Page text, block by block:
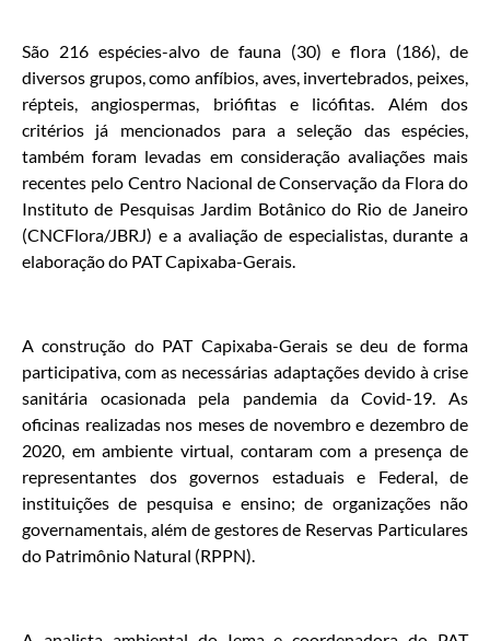
São 216 espécies-alvo de fauna (30) e flora (186), de
diversos grupos, como anfíbios, aves, invertebrados, peixes,
répteis, angiospermas, briófitas e licófitas. Além dos
critérios já mencionados para a seleção das espécies,
também foram levadas em consideração avaliações mais
recentes pelo Centro Nacional de Conservação da Flora do
Instituto de Pesquisas Jardim Botânico do Rio de Janeiro
(CNCFlora/JBRJ) e a avaliação de especialistas, durante a
elaboração do PAT Capixaba-Gerais.
A construção do PAT Capixaba-Gerais se deu de forma
participativa, com as necessárias adaptações devido à crise
sanitária ocasionada pela pandemia da Covid-19. As
oficinas realizadas nos meses de novembro e dezembro de
2020, em ambiente virtual, contaram com a presença de
representantes dos governos estaduais e Federal, de
instituições de pesquisa e ensino; de organizações não
governamentais, além de gestores de Reservas Particulares
do Patrimônio Natural (RPPN).